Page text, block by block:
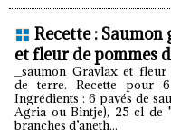
Recette : Saumon
et fleur de pommes
_saumon Gravlax et
de terre. Recette pour 6
Ingrédients : 6 pavés de
Agria ou Bintje), 25 cl de
branches d’aneth...